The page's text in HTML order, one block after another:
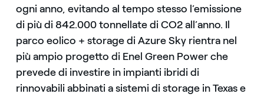
ogni anno, evitando al tempo stesso l’emissione
di più di 842.000 tonnellate di CO2 all’anno. Il
parco eolico + storage di Azure Sky rientra nel
più ampio progetto di Enel Green Power che
prevede di investire in impianti ibridi di
rinnovabili abbinati a sistemi di storage in Texas e